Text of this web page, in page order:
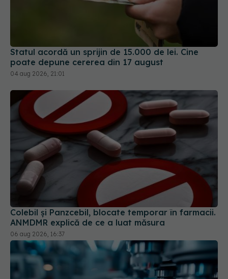
Statul acordă un sprijin de 15.000 de lei. Cine
poate depune cererea din 17 august
04 aug 2026, 21:01
Colebil și Panzcebil, blocate temporar în farmacii.
ANMDMR explică de ce a luat măsura
06 aug 2026, 16:37